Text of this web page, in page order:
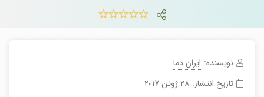
نویسنده: ایران دما
تاریخ انتشار: 28 ژوئن 2017